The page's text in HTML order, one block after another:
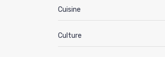
Cuisine
Culture